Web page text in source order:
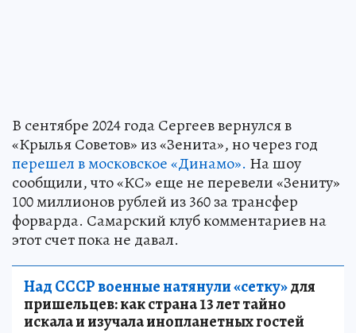
В сентябре 2024 года Сергеев вернулся в
«Крылья Советов» из «Зенита», но через год
перешел в московское «Динамо». На шоу
сообщили, что «КС» еще не перевели «Зениту»
100 миллионов рублей из 360 за трансфер
форварда. Самарский клуб комментариев на
этот счет пока не давал.
Над СССР военные натянули «сетку»для
пришельцев: как страна 13 лет тайно
искала и изучала инопланетных гостей